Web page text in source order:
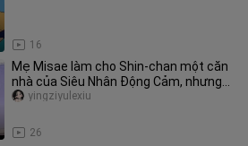
16
Mẹ Misae làm cho Shin‑chan một căn
nhà của Siêu Nhân Động Cảm, nhưng
lại bị cậu bé chê bai~ Liệu còn
26
yingziyulexiu